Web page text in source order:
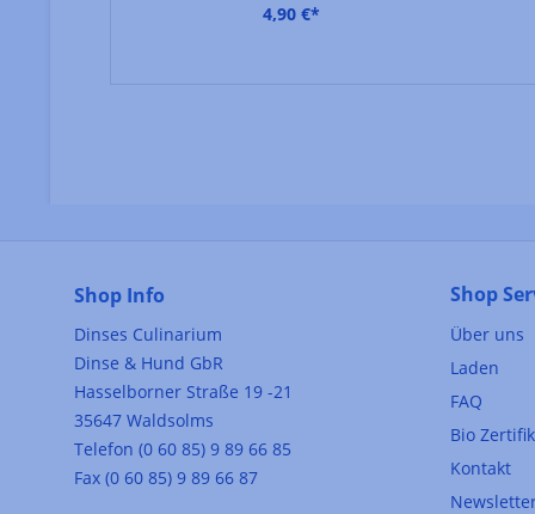
4,90 €*
Shop Info
Dinses Culinarium
Dinse & Hund GbR
Hasselborner Straße 19 -21
35647 Waldsolms
Telefon (0 60 85) 9 89 66 85
Fax (0 60 85) 9 89 66 87
Shop
Über uns
Laden
FAQ
Bio
Kontakt